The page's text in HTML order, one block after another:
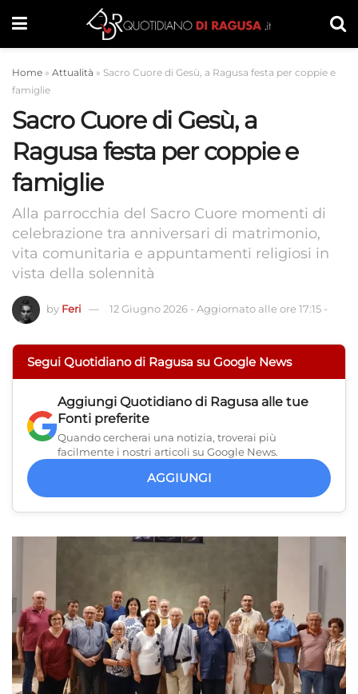
Home » Attualità » Sacro Cuore di Gesù, a Ragusa festa per coppie e
famiglie
Sacro Cuore di Gesù, a
Ragusa festa per coppie e
famiglie
Alla parrocchia del Sacro Cuore momenti di
celebrazione tra anniversari di matrimonio,
vita comunitaria e appuntamenti religiosi in
vista della solennità
by Feri 12 Giugno 2026 - Aggiornato alle ore 17:15 -
Segui Quotidiano di Ragusa su Google News
Aggiungi Quotidiano di Ragusa alle tue
Fonti preferite
Quando cercherai una notizia, troverai più
facilmente i nostri articoli su Google News.
AGGIUNGI